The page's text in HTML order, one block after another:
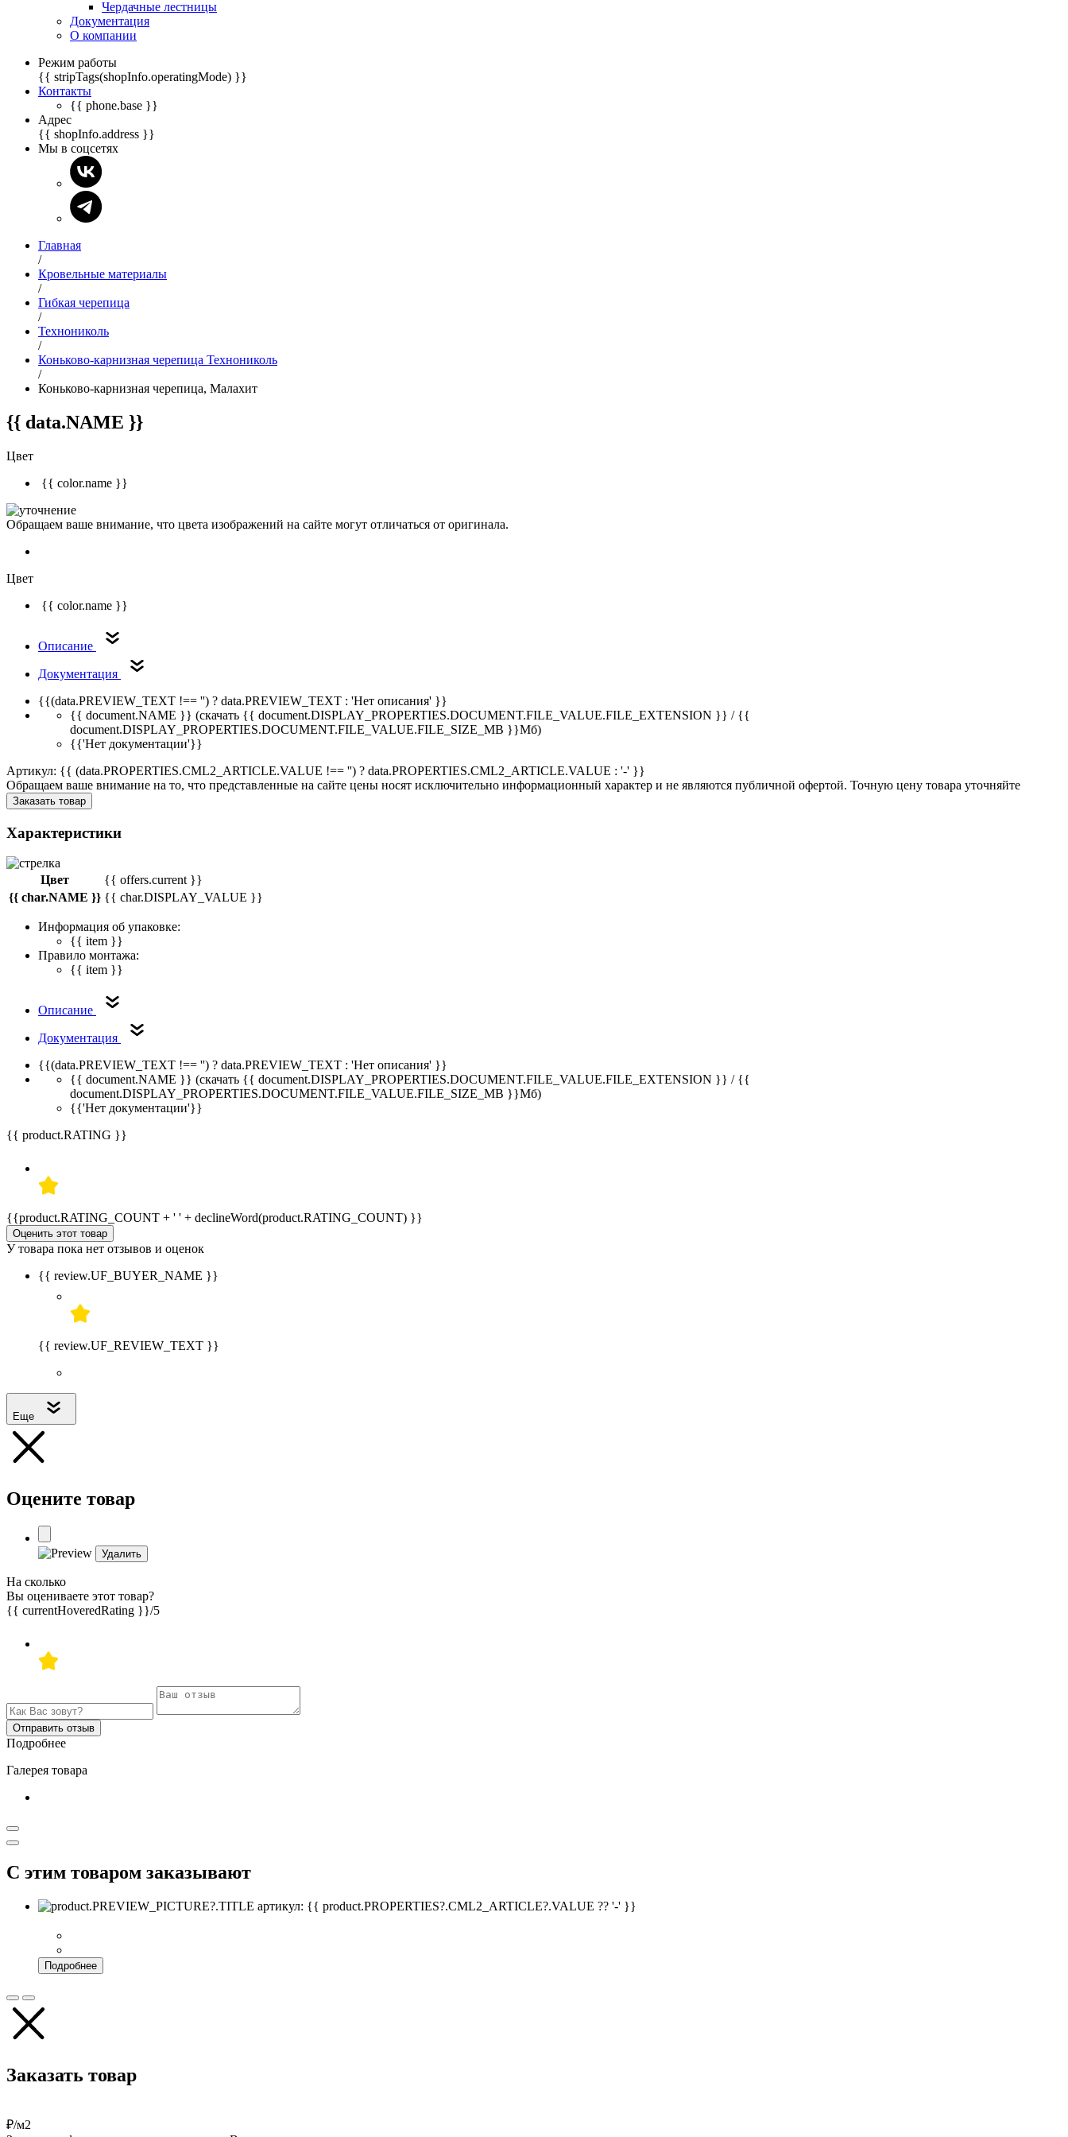
Чердачные лестницы
Документация
О компании
Режим работы
{{ stripTags(shopInfo.operatingMode) }}
Контакты
{{ phone.base }}
Адрес
{{ shopInfo.address }}
Мы в соцсетях
Главная
/
Кровельные материалы
/
Гибкая черепица
/
Технониколь
/
Коньково-карнизная черепица Технониколь
/
Коньково-карнизная черепица, Малахит
{{ data.NAME }}
Цвет
{{ color.name }}
Обращаем ваше внимание, что цвета изображений на сайте могут отличаться от оригинала.
Цвет
{{ color.name }}
Описание
Документация
{{(data.PREVIEW_TEXT !== '') ? data.PREVIEW_TEXT : 'Нет описания' }}
{{ document.NAME }} (скачать {{ document.DISPLAY_PROPERTIES.DOCUMENT.FILE_VALUE.FILE_EXTENSION }} / {{
document.DISPLAY_PROPERTIES.DOCUMENT.FILE_VALUE.FILE_SIZE_MB }}Мб)
{{'Нет документации'}}
Артикул: {{ (data.PROPERTIES.CML2_ARTICLE.VALUE !== '') ? data.PROPERTIES.CML2_ARTICLE.VALUE : '-' }}
Обращаем ваше внимание на то, что представленные на сайте цены носят исключительно информационный характер и не являются публичной офертой. Точную цену товара уточняйте
Заказать товар
Характеристики
Цвет
{{ offers.current }}
{{ char.NAME }} {{ char.DISPLAY_VALUE }}
Информация об упаковке:
{{ item }}
Правило монтажа:
{{ item }}
Описание
Документация
{{(data.PREVIEW_TEXT !== '') ? data.PREVIEW_TEXT : 'Нет описания' }}
{{ document.NAME }} (скачать {{ document.DISPLAY_PROPERTIES.DOCUMENT.FILE_VALUE.FILE_EXTENSION }} / {{
document.DISPLAY_PROPERTIES.DOCUMENT.FILE_VALUE.FILE_SIZE_MB }}Мб)
{{'Нет документации'}}
{{ product.RATING }}
{{product.RATING_COUNT + ' ' + declineWord(product.RATING_COUNT) }}
Оценить этот товар
У товара пока нет отзывов и оценок
{{ review.UF_BUYER_NAME }}
{{ review.UF_REVIEW_TEXT }}
Еще
Оцените товар
Удалить
На сколько
Вы оцениваете этот товар?
{{ currentHoveredRating }}/5
Отправить отзыв
Подробнее
Галерея товара
С этим товаром заказывают
артикул: {{ product.PROPERTIES?.CML2_ARTICLE?.VALUE ?? '-' }}
Подробнее
Заказать товар
₽/м2